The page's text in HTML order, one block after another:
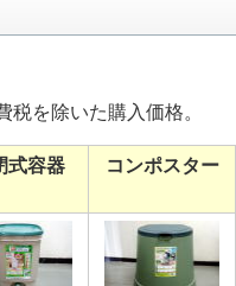
を除いた購入価格。
式容器 コンポスター